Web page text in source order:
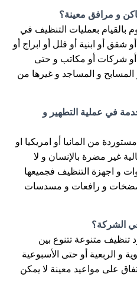
و مرافق معينة؟
بعمليات التنظيف في
شقق أو ابنية أو فلل أو ابراج أو
شركات أو مكاتب و حتى
المسابح و المساجد و غيرها من
في عملية التطهير و
من المانيا أو امريكيا او
غير مضرة بالإنسان و لا
و اجهزة التنظيف فجميعها
و رافعات و مسدسات
الشركة؟
متنوعة تتنوع بين
و الربعية أو حتى الأسبوعية
على مواعيد معينة لا يمكن